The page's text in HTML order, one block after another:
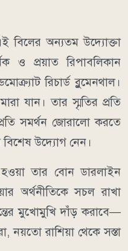
বিলের অন্যতম উদ্যোক্তা
ও প্রয়াত রিপাবলিকান
রিচার্ড ব্লুমেনথাল।
যান। তার স্মৃতির প্রতি
সমর্থন জোরালো করতে
বিশেষ উদ্যোগ নেন।
হওয়া তার বোন ডারলাইন
অর্থনীতিকে সচল রাখা
মুখোমুখি দাঁড় করাবে—
নয়তো রাশিয়া থেকে সস্তা